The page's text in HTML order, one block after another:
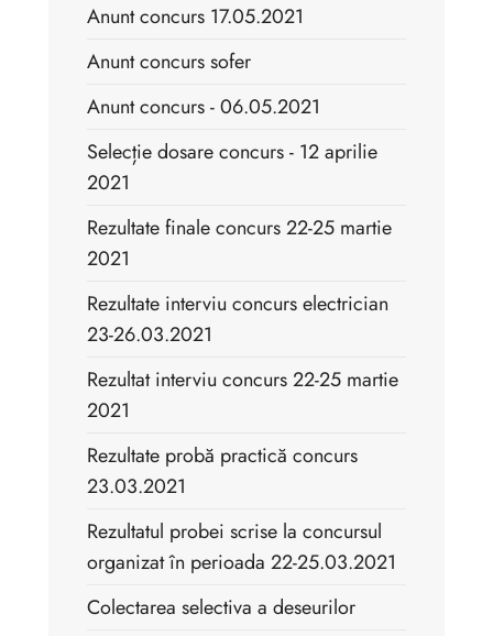
Anunt concurs 17.05.2021
Anunt concurs sofer
Anunt concurs - 06.05.2021
Selecție dosare concurs - 12 aprilie
2021
Rezultate finale concurs 22-25 martie
2021
Rezultate interviu concurs electrician
23-26.03.2021
Rezultat interviu concurs 22-25 martie
2021
Rezultate probă practică concurs
23.03.2021
Rezultatul probei scrise la concursul
organizat în perioada 22-25.03.2021
Colectarea selectiva a deseurilor